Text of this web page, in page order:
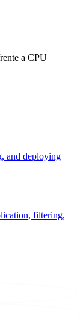
a CPU
and deploying
filtering,